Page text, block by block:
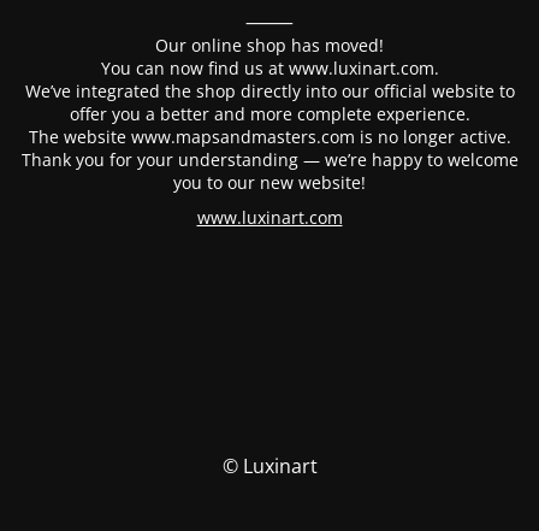
⸻
Our online shop has moved!
You can now find us at www.luxinart.com.
We’ve integrated the shop directly into our official website to
offer you a better and more complete experience.
The website www.mapsandmasters.com is no longer active.
Thank you for your understanding — we’re happy to welcome
you to our new website!
www.luxinart.com
© Luxinart